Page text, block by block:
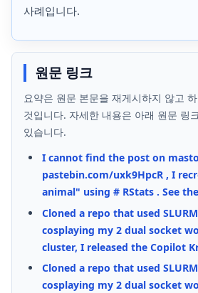
사례입니다.
원문 링크
요약은 원문 본문을 재게시하지 않고
것입니다. 자세한 내용은 아래 원문 링
있습니다.
I cannot find the post on
pastebin.com/uxk9HpcR , I
animal" using # RStats . See
Cloned a repo that used
cosplaying my 2 dual socket
cluster, I released the Copilot
Cloned a repo that used
cosplaying my 2 dual socket